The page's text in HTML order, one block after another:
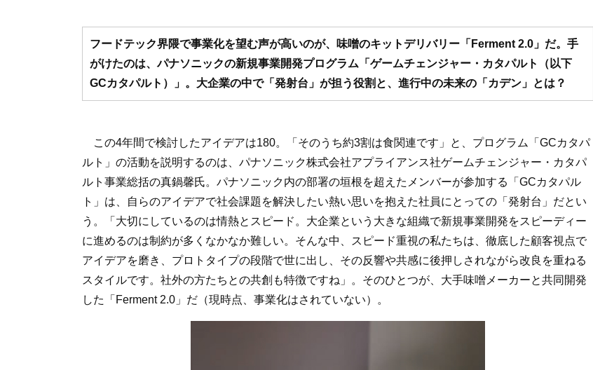
k
フードテック界隈で事業化を望む声が高いのが、味噌のキットデリバリー「Ferment 2.0」だ。手
がけたのは、パナソニックの新規事業開発プログラム「ゲームチェンジャー・カタパルト（以下
GCカタパルト）」。大企業の中で「発射台」が担う役割と、進行中の未来の「カデン」とは？
この4年間で検討したアイデアは180。「そのうち約3割は食関連です」と、プログラム「GCカタパ
ルト」の活動を説明するのは、パナソニック株式会社アプライアンス社ゲームチェンジャー・カタパ
ルト事業総括の真鍋馨氏。パナソニック内の部署の垣根を超えたメンバーが参加する「GCカタパル
ト」は、自らのアイデアで社会課題を解決したい熱い思いを抱えた社員にとっての「発射台」だとい
う。「大切にしているのは情熱とスピード。大企業という大きな組織で新規事業開発をスピーディー
に進めるのは制約が多くなかなか難しい。そんな中、スピード重視の私たちは、徹底した顧客視点で
アイデアを磨き、プロトタイプの段階で世に出し、その反響や共感に後押しされながら改良を重ねる
スタイルです。社外の方たちとの共創も特徴ですね」。そのひとつが、大手味噌メーカーと共同開発
した「Ferment 2.0」だ（現時点、事業化はされていない）。